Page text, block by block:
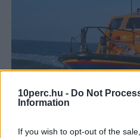
10perc.hu - Do Not
Information
If you wish to opt-out of the